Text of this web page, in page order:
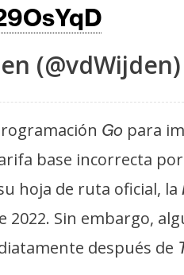
(@vdWijden)
Go para
base incorrecta
hoja de ruta oficial, la
Sin embargo,
después de